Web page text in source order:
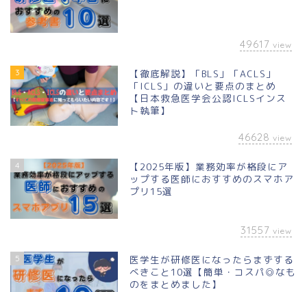
49617 view
3
【徹底解説】「BLS」「ACLS」
「ICLS」の違いと要点のまとめ
【日本救急医学会公認ICLSインス
ト執筆】
46628 view
4
【2025年版】業務効率が格段にア
ップする医師におすすめのスマホア
プリ15選
31557 view
5
医学生が研修医になったらまずする
べきこと10選【簡単・コスパ◎なも
のをまとめました】